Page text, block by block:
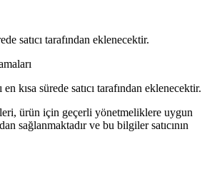
satıcı tarafından eklenecektir.
kısa sürede satıcı tarafından eklenecektir.
ürün için geçerli yönetmeliklere uygun
sağlanmaktadır ve bu bilgiler satıcının